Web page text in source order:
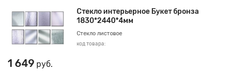
Стекло интерьерное Букет бронза
1830*2440*4мм
Стекло листовое
код товара:
1 649 руб.